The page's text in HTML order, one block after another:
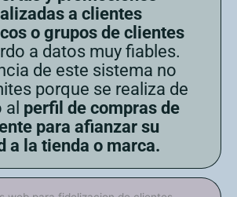
a clientes
o grupos de clientes
a datos muy fiables.
de este sistema no
porque se realiza de
perfil de compras de
para afianzar su
a la tienda o marca.